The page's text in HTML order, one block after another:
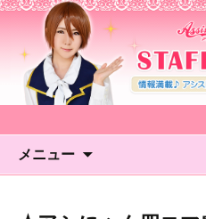
アシストウィ
BLOG
メニュー